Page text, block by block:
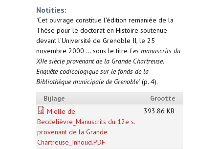
Notities:
"Cet ouvrage constitue l'édition remaniée de la
Thèse pour le doctorat en Histoire soutenue
devant l'Université de Grenoble II, le 25
novembre 2000 ... sous le titre Les manuscrits du
XIIe siècle provenant de la Grande Chartreuse.
Enquête codicologique sur le fonds de la
Bibliothèque municipale de Grenoble" (p. 4).
Bijlage
Grootte
Mielle de
Becdelièvre_Manuscrits du 12e s.
provenant de la Grande
Chartreuse_Inhoud.PDF
393.86 KB